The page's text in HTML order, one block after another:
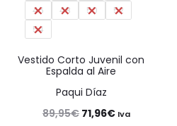
46
48 50
52
54
Vestido Corto Juvenil con
Espalda al Aire
Paqui Díaz
89,95€ El
71,96€ElIva